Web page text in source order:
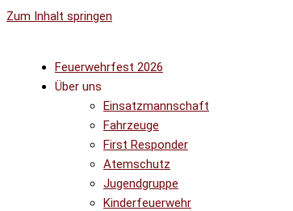
Zum Inhalt springen
Feuerwehrfest 2026
Über uns
Einsatzmannschaft
Fahrzeuge
First Responder
Atemschutz
Jugendgruppe
Kinderfeuerwehr